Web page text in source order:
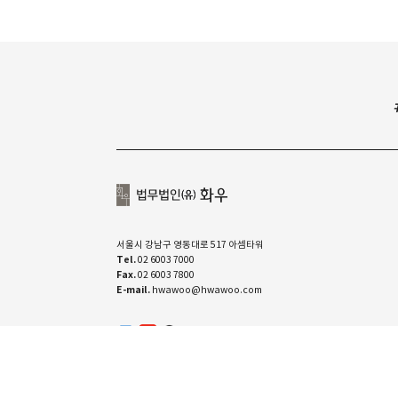
서울시 강남구 영동대로 517 아셈타워
Tel.02 6003 7000
Fax.02 6003 7800
E-mail. hwawoo@hwawoo.com